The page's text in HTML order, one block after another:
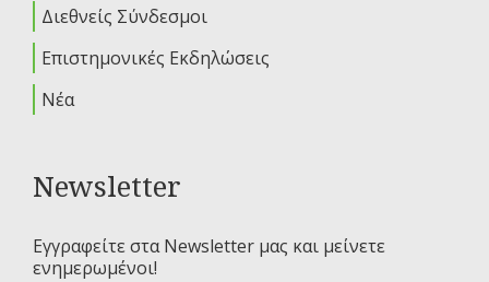
Διεθνείς Σύνδεσμοι
Επιστημονικές Εκδηλώσεις
Νέα
Newsletter
Εγγραφείτε στα Newsletter μας και μείνετε
ενημερωμένοι!